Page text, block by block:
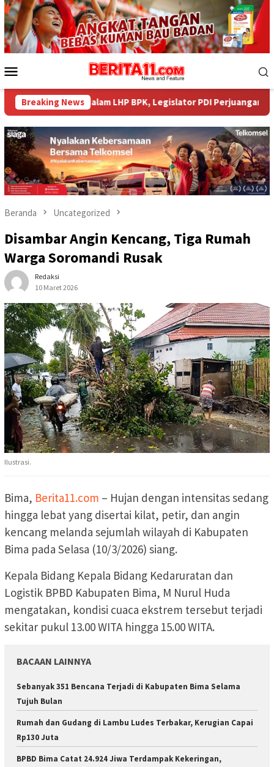
Loncat
ke
konten
Mobile
Breaking News
dalam LHP BPK, Legislator PDI Perjuangan Desak Audit
Beranda Uncategorized
Disambar Angin Kencang, Tiga Rumah
Warga Soromandi Rusak
Redaksi
10 Maret 2026
Ilustrasi.
Bima, Berita11.com – Hujan dengan intensitas sedang
hingga lebat yang disertai kilat, petir, dan angin
kencang melanda sejumlah wilayah di Kabupaten
Bima pada Selasa (10/3/2026) siang.
Kepala Bidang Kepala Bidang Kedaruratan dan
Logistik BPBD Kabupaten Bima, M Nurul Huda
mengatakan, kondisi cuaca ekstrem tersebut terjadi
sekitar pukul 13.00 WITA hingga 15.00 WITA.
BACAAN LAINNYA
Sebanyak 351 Bencana Terjadi di Kabupaten Bima Selama
Tujuh Bulan
Rumah dan Gudang di Lambu Ludes Terbakar, Kerugian Capai
Rp130 Juta
BPBD Bima Catat 24.924 Jiwa Terdampak Kekeringan,